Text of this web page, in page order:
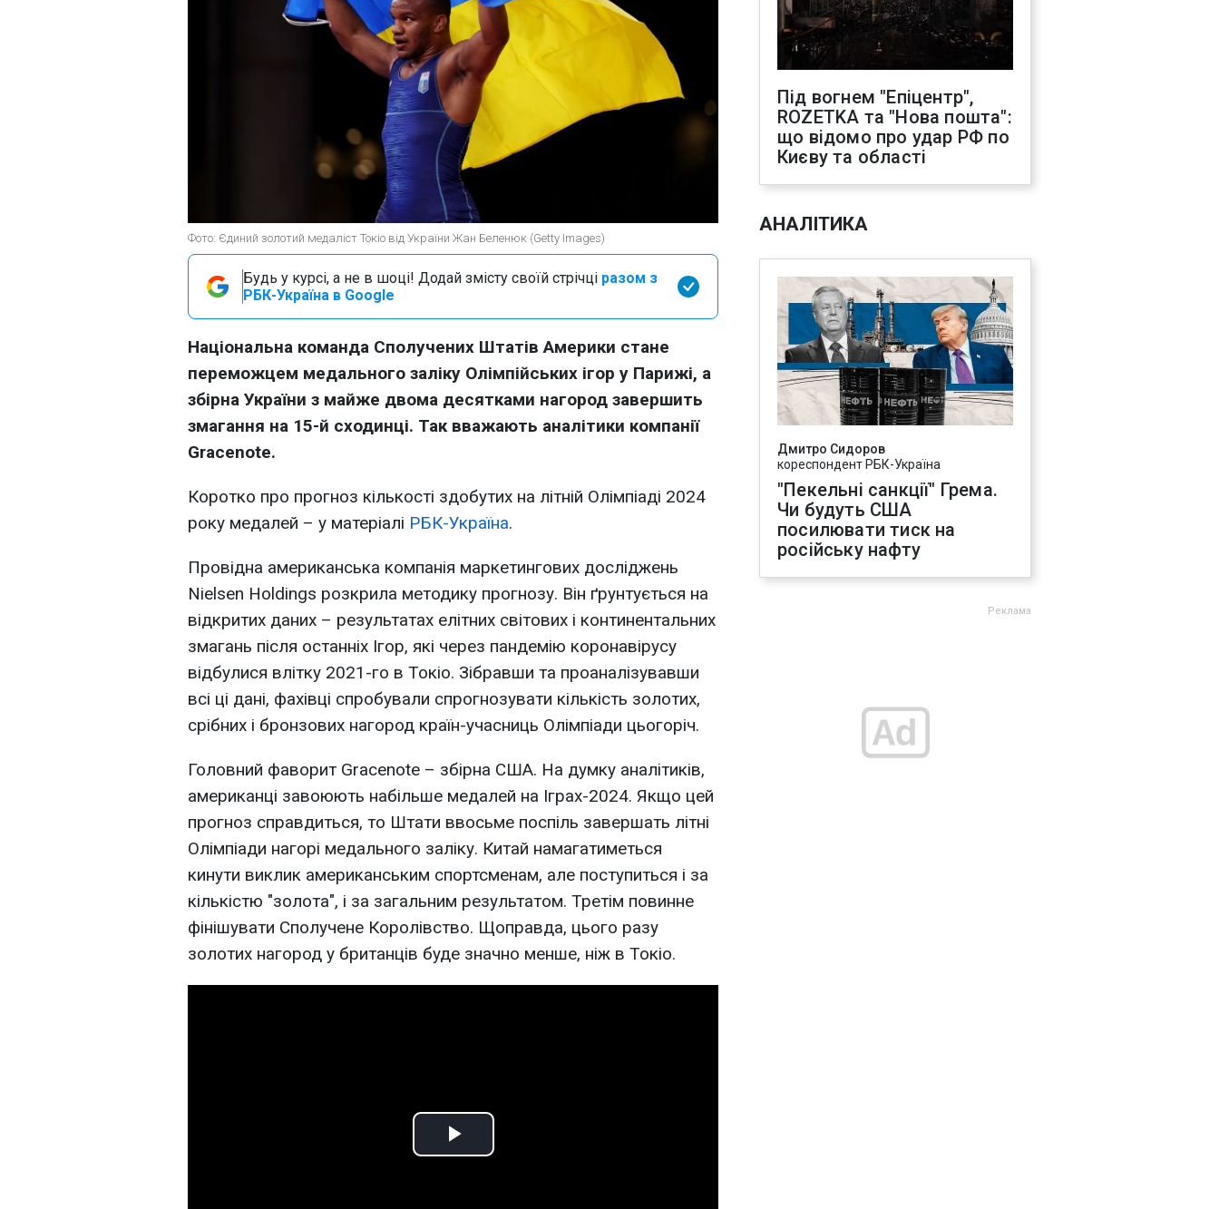
Фото: Єдиний золотий медаліст Токіо від України Жан Беленюк (Getty Images)
Будь у курсі, а не в шоці! Додай змісту своїй стрічці разом з
РБК-Україна в Google
Національна команда Сполучених Штатів Америки стане
переможцем медального заліку Олімпійських ігор у Парижі, а
збірна України з майже двома десятками нагород завершить
змагання на 15-й сходинці. Так вважають аналітики компанії
Gracenote.
Коротко про прогноз кількості здобутих на літній Олімпіаді 2024
року медалей – у матеріалі РБК-Україна.
Провідна американська компанія маркетингових досліджень
Nielsen Holdings розкрила методику прогнозу. Він ґрунтується на
відкритих даних – результатах елітних світових і континентальних
змагань після останніх Ігор, які через пандемію коронавірусу
відбулися влітку 2021-го в Токіо. Зібравши та проаналізувавши
всі ці дані, фахівці спробували спрогнозувати кількість золотих,
срібних і бронзових нагород країн-учасниць Олімпіади цьогоріч.
Головний фаворит Gracenote – збірна США. На думку аналітиків,
американці завоюють набільше медалей на Іграх-2024. Якщо цей
прогноз справдиться, то Штати ввосьме поспіль завершать літні
Олімпіади нагорі медального заліку. Китай намагатиметься
кинути виклик американським спортсменам, але поступиться і за
кількістю "золота", і за загальним результатом. Третім повинне
фінішувати Сполучене Королівство. Щоправда, цього разу
золотих нагород у британців буде значно менше, ніж в Токіо.
Play
Під вогнем "Епіцентр",
ROZETKA та "Нова пошта":
що відомо про удар РФ по
Києву та області
АНАЛІТИКА
Дмитро Сидоров
кореспондент РБК-Україна
"Пекельні санкції" Грема.
Чи будуть США
посилювати тиск на
російську нафту